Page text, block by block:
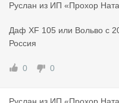
Руслан из ИП «Прохор
Даф XF 105 или Вольво c
Россия
0 0